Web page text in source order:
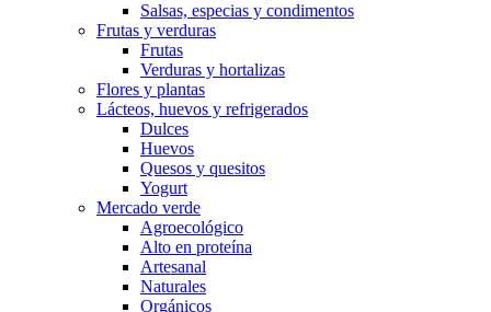
Salsas, especias y condimentos
Frutas y verduras
Frutas
Verduras y hortalizas
Flores y plantas
Lácteos, huevos y refrigerados
Dulces
Huevos
Quesos y quesitos
Yogurt
Mercado verde
Agroecológico
Alto en proteína
Artesanal
Naturales
Orgánicos